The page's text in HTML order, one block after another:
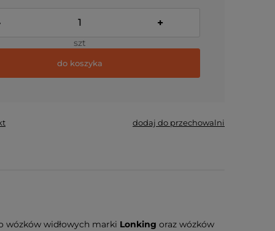
+
szt
do koszyka
dodaj do przechowalni
wózków widłowych marki Lonking oraz wózków